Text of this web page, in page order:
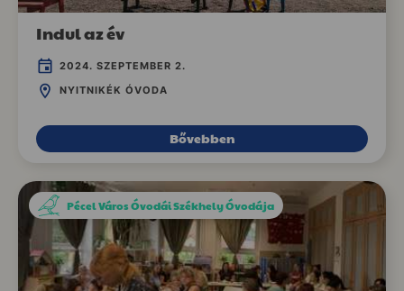
Indul az év
2024. SZEPTEMBER 2.
NYITNIKÉK ÓVODA
Bővebben
Pécel Város Óvodái Székhely Óvodája